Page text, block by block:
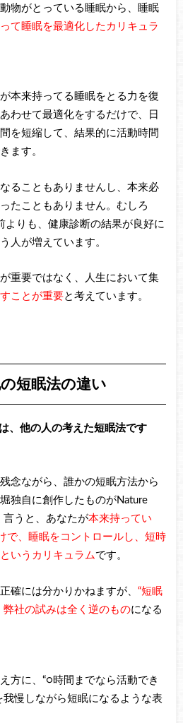
物がとっている睡眠から、睡眠
て睡眠を最適化したカリキュラ
本来持ってる睡眠をとる力を復
わせて最適化をするだけで、日
を短縮して、結果的に活動時間
ます。
ることもありませんし、本来必
たこともありません。むしろ
よりも、健康診断の結果が良好に
人が増えています。
重要ではなく、人生において集
ことが重要と考えています。
短眠法の違い
、他の人の考えた短眠法です
念ながら、誰かの短眠方法から
独自に創作したものがNature
言うと、あなたが本来持ってい
で、睡眠をコントロールし、短時
いうカリキュラムです。
確には分かりかねますが、 “短眠
弊社の試みは全く逆のものになる
方に、“○時間までなら活動でき
我慢しながら短眠になるような表